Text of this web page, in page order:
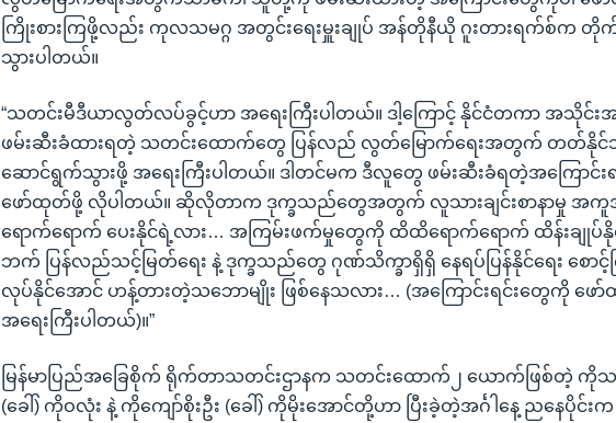
ကြိုးစားကြဖို့လည်း ကုလသမဂ္ဂ အတွင်းရေးမှူးချုပ် အန်တိုနီယို ဂူးတားရက်စ်က တိုက်
သွားပါတယ်။
“သတင်းမီဒီယာလွတ်လပ်ခွင့်ဟာ အရေးကြီးပါတယ်။ ဒါ့ကြောင့် နိုင်ငံတကာ အသိုင်း
ဖမ်းဆီးခံထားရတဲ့ သတင်းထောက်တွေ ပြန်လည် လွတ်မြောက်ရေးအတွက် တတ်နိုင်သမ
ဆောင်ရွက်သွားဖို့ အရေးကြီးပါတယ်။ ဒါတင်မက ဒီလူတွေ ဖမ်းဆီးခံရတဲ့အကြောင်
ဖော်ထုတ်ဖို့ လိုပါတယ်။ ဆိုလိုတာက ဒုက္ခသည်တွေအတွက် လူသားချင်းစာနာမှု
ရောက်ရောက် ပေးနိုင်ရဲ့လား… အကြမ်းဖက်မှုတွေကို ထိထိရောက်ရောက် ထိန်းချုပ်နို
ဘက် ပြန်လည်သင့်မြတ်ရေး နဲ့ ဒုက္ခသည်တွေ ဂုဏ်သိက္ခာရှိရှိ နေရပ်ပြန်နိုင်ရေး စော
လုပ်နိုင်အောင် ဟန့်တားတဲ့သဘောမျိုး ဖြစ်နေသလား… (အကြောင်းရင်းတွေကို ဖေ
အရေးကြီးပါတယ်)။”
မြန်မာပြည်အခြေစိုက် ရိုက်တာသတင်းဌာနက သတင်းထောက်၂ ယောက်ဖြစ်တဲ့ ကိုသ
(ခေါ်) ကိုဝလုံး နဲ့ ကိုကျော်စိုးဦး (ခေါ်) ကိုမိုးအောင်တို့ဟာ ပြီးခဲ့တဲ့အင်္ဂါနေ့ ညနေပိုင်း